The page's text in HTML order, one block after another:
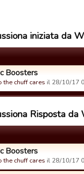
iniziata da
Boosters
the chuff cares il 28/10/17
Risposta da
Boosters
the chuff cares il 28/10/17